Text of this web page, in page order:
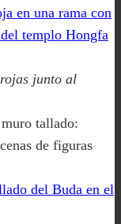
junto al
tallado:
de figuras